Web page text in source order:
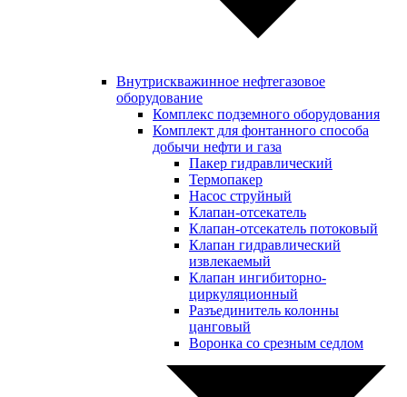
Внутрискважинное нефтегазовое
оборудование
Комплекс подземного оборудования
Комплект для фонтанного способа
добычи нефти и газа
Пакер гидравлический
Термопакер
Насос струйный
Клапан-отсекатель
Клапан-отсекатель потоковый
Клапан гидравлический
извлекаемый
Клапан ингибиторно-
циркуляционный
Разъединитель колонны
цанговый
Воронка со срезным седлом